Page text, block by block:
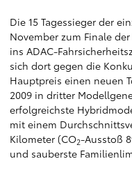
Die 15 Tagessieger der
November zum Finale
ins ADAC-
sich dort gegen die
Hauptpreis einen neuen
2009 in dritter
erfolgreichste
mit einem
Kilometer (CO2-Ausstoß
und sauberste